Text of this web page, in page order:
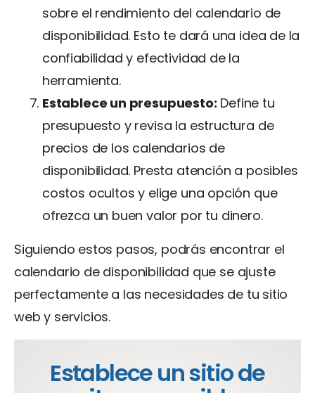
sobre el rendimiento del calendario de
disponibilidad. Esto te dará una idea de la
confiabilidad y efectividad de la
herramienta.
Establece un presupuesto: Define tu
presupuesto y revisa la estructura de
precios de los calendarios de
disponibilidad. Presta atención a posibles
costos ocultos y elige una opción que
ofrezca un buen valor por tu dinero.
Siguiendo estos pasos, podrás encontrar el
calendario de disponibilidad que se ajuste
perfectamente a las necesidades de tu sitio
web y servicios.
Establece un sitio de